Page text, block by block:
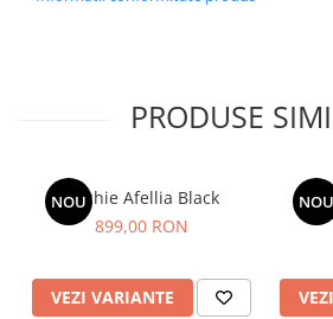
PRODUSE
NOU
Rochie Afellia Black
899,00 RON
VEZI VARIANTE
NOU